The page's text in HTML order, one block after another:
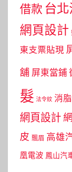
借款 台
網頁設計
東支票貼現
舖 屏東當鋪
髮 法令紋 消
網頁設計
皮 飄眉 高雄
凰電波 鳳山汽